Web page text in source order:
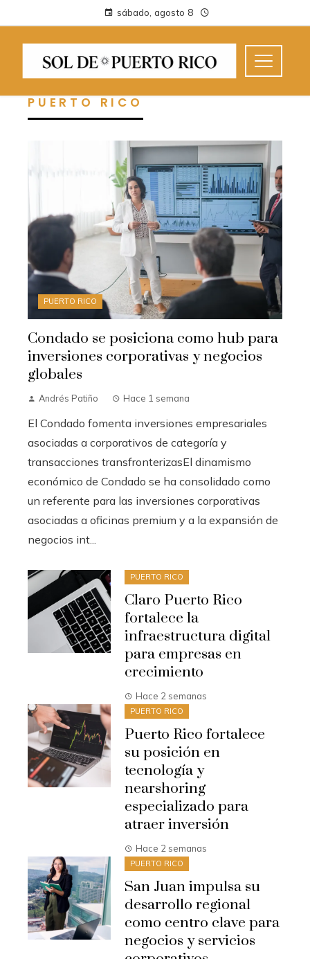
sábado, agosto 8
PUERTO RICO
PUERTO RICO
Condado se posiciona como hub para
inversiones corporativas y negocios
globales
Andrés Patiño Hace 1 semana
El Condado fomenta inversiones empresariales
asociadas a corporativos de categoría y
transacciones transfronterizasEl dinamismo
económico de Condado se ha consolidado como
un referente para las inversiones corporativas
asociadas a oficinas premium y a la expansión de
negocios int...
PUERTO RICO
Claro Puerto Rico
fortalece la
infraestructura digital
para empresas en
crecimiento
Hace 2 semanas
PUERTO RICO
Puerto Rico fortalece
su posición en
tecnología y
nearshoring
especializado para
atraer inversión
Hace 2 semanas
PUERTO RICO
San Juan impulsa su
desarrollo regional
como centro clave para
negocios y servicios